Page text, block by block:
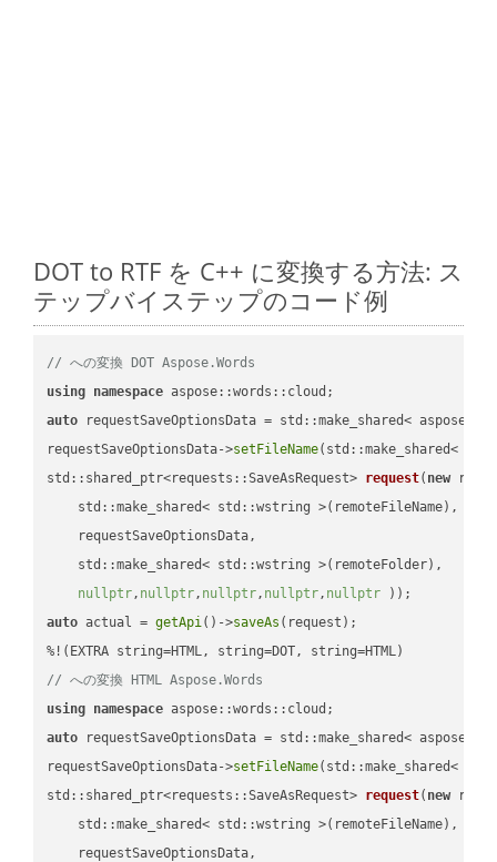
DOT to RTF を C++ に変換する方法: ス
テップバイステップのコード例
// への変換 DOT Aspose.Words
using namespace
auto requestSaveOptionsData = std::make_shared<
requestSaveOptionsData->setFileName(std::make_shared<
std::shared_ptr<requests::SaveAsRequest> request( new
    std::make_shared< std::wstring >(remoteFileName),
    requestSaveOptionsData,
    std::make_shared< std::wstring >(remoteFolder),
nullptr, nullptr, nullptr, nullptr, nullptr ))
auto actual = getApi()->saveAs (request);
// への変換 HTML Aspose.Words
using namespace
auto requestSaveOptionsData = std::make_shared<
requestSaveOptionsData->setFileName(std::make_shared<
std::shared_ptr<requests::SaveAsRequest> request( new
    std::make_shared< std::wstring >(remoteFileName),
    requestSaveOptionsData,